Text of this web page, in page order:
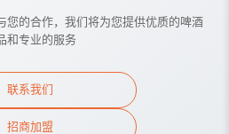
您的合作，我们将为您提供优质的啤酒
和专业的服务
联系我们
招商加盟